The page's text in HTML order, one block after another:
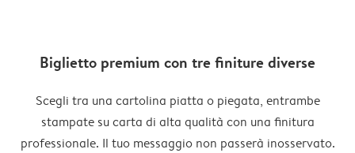
Biglietto premium con tre finiture diverse
Scegli tra una cartolina piatta o piegata, entrambe
stampate su carta di alta qualità con una finitura
professionale. Il tuo messaggio non passerà inosservato.